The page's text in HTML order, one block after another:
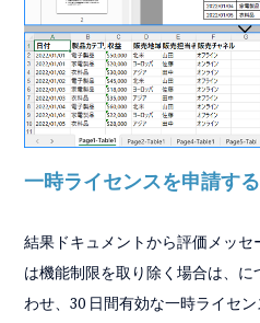
一時ライセンスを申請する
結果ドキュメントから評価メッ
は機能制限を取り除く場合は、に
わせ、30 日間有効な一時ライセン